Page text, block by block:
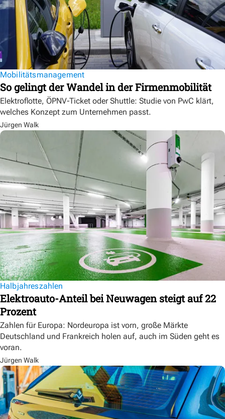
Mobilitätsmanagement
So gelingt der Wandel in der Firmenmobilität
Elektroflotte, ÖPNV-Ticket oder Shuttle: Studie von PwC klärt,
welches Konzept zum Unternehmen passt.
Jürgen Walk
Halbjahreszahlen
Elektroauto-Anteil bei Neuwagen steigt auf 22
Prozent
Zahlen für Europa: Nordeuropa ist vorn, große Märkte
Deutschland und Frankreich holen auf, auch im Süden geht es
voran.
Jürgen Walk